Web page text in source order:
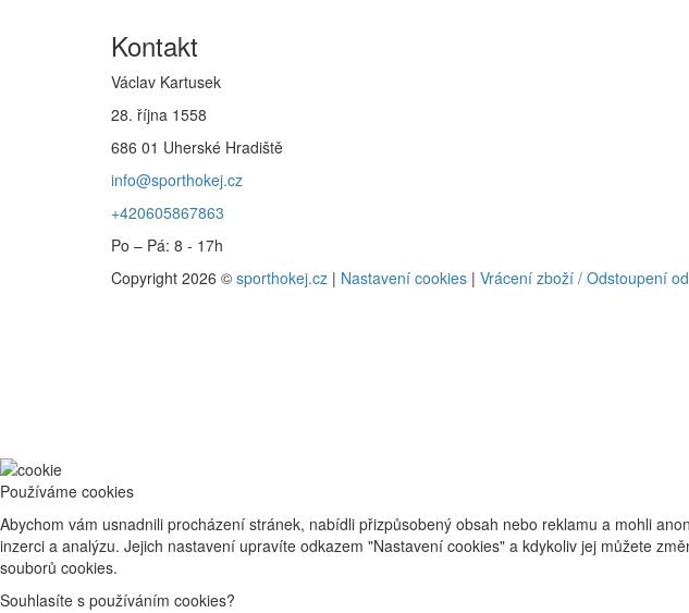
Kontakt
Václav Kartusek
28. října 1558
686 01 Uherské Hradiště
info@sporthokej.cz
+420605867863
Po – Pá: 8 - 17h
Copyright 2026 © sporthokej.cz | Nastavení cookies | Vrácení zboží / Odstoupení
Používáme cookies
Abychom vám usnadnili procházení stránek, nabídli přizpůsobený obsah nebo reklamu a mohli
inzerci a analýzu. Jejich nastavení upravíte odkazem "Nastavení cookies" a kdykoliv jej můžete
souborů cookies.
Souhlasíte s používáním cookies?